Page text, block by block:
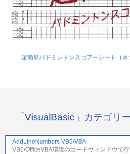
超簡単バドミントンスコアーシート（ネ
「VisualBasic」カテゴリ
AddLineNumbers VB6/VBA
VB6/OfficeVBA環境のコードウィンドウで